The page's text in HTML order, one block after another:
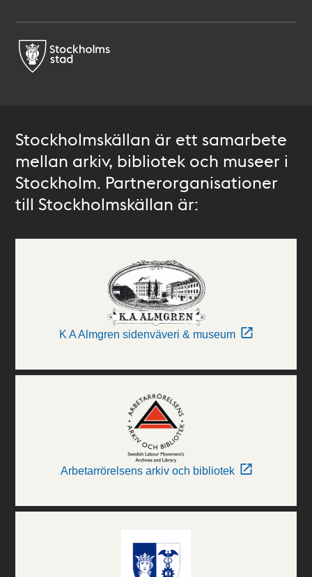
Stockholmskällan är ett samarbete
mellan arkiv, bibliotek och museer i
Stockholm. Partnerorganisationer
till Stockholmskällan är:
K A Almgren sidenväveri & museum
Arbetarrörelsens arkiv och bibliotek